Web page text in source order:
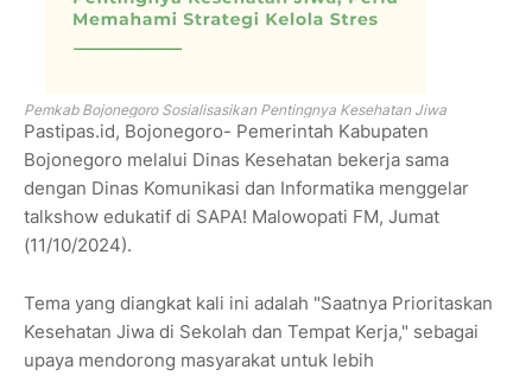
Pemkab Bojonegoro Sosialisasikan Pentingnya Kesehatan Jiwa
Pastipas.id, Bojonegoro- Pemerintah Kabupaten
Bojonegoro melalui Dinas Kesehatan bekerja sama
dengan Dinas Komunikasi dan Informatika menggelar
talkshow edukatif di SAPA! Malowopati FM, Jumat
(11/10/2024).
Tema yang diangkat kali ini adalah "Saatnya Prioritaskan
Kesehatan Jiwa di Sekolah dan Tempat Kerja," sebagai
upaya mendorong masyarakat untuk lebih